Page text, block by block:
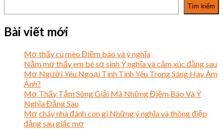
Tìm kiếm
Bài viết mới
Mơ thấy cú mèo Điềm báo và ý nghĩa
Nằm mơ thấy em bé sơ sinh Ý nghĩa và cảm xúc đằng sau
Mơ Người Yêu Ngoại Tình Tình Yêu Trong Sáng Hay Ám
Ảnh?
Mơ Thấy Tắm Sông Giải Mã Những Điềm Báo Và Ý
Nghĩa Đằng Sau
Mơ cháy nhà đánh con gì Những ý nghĩa và thông điệp
đằng sau giấc mơ